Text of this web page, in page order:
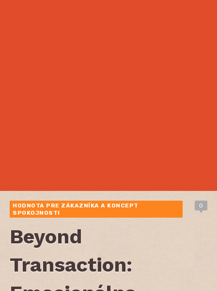
HODNOTA PRE ZÁKAZNÍKA A KONCEPT
SPOKOJNOSTI
0
Beyond
Transaction: